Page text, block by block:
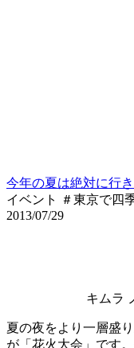
今年の夏は絶対に行
イベント ＃東京で四
2013/07/29
キムラ
夏の夜をより一層盛
が「花火大会」です